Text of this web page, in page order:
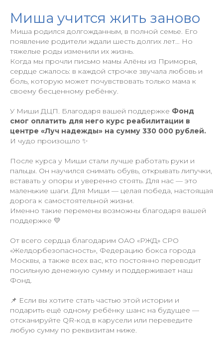
Миша учится жить заново
Миша родился долгожданным, в полной семье. Его
появление родители ждали шесть долгих лет… Но
тяжелые роды изменили их жизнь.
Когда мы прочли письмо мамы Алёны из Приморья,
сердце сжалось: в каждой строчке звучала любовь и
боль, которую может почувствовать только мама к
своему бесценному ребёнку.
У Миши ДЦП. Благодаря вашей поддержке Фонд
смог оплатить для него курс реабилитации в
центре «Луч надежды» на сумму 330 000 рублей.
И чудо произошло ✨
После курса у Миши стали лучше работать руки и
пальцы. Он научился снимать обувь, открывать липучки,
вставать у опоры и уверенно стоять. Для нас — это
маленькие шаги. Для Миши — целая победа, настоящая
дорога к самостоятельной жизни.
Именно такие перемены возможны благодаря вашей
поддержке 💛
От всего сердца благодарим ОАО «РЖД» СРО
«Желдорбезопасность», Федерацию бокса города
Москвы, а также всех вас, кто постоянно переводит
посильную денежную сумму и поддерживает наш
Фонд.
📌 Если вы хотите стать частью этой истории и
подарить ещё одному ребёнку шанс на будущее —
отсканируйте QR-код в карусели или переведите
любую сумму по реквизитам ниже.
fonddobro2022@yandex.ru
+7 (977) 808-36-88
Политика конфиденциальности
Осуществляя пожертвование любым